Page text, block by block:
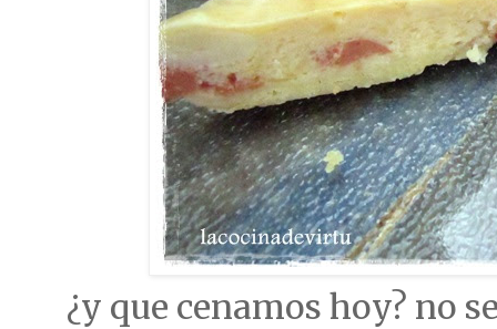
¿y que cenamos hoy? no